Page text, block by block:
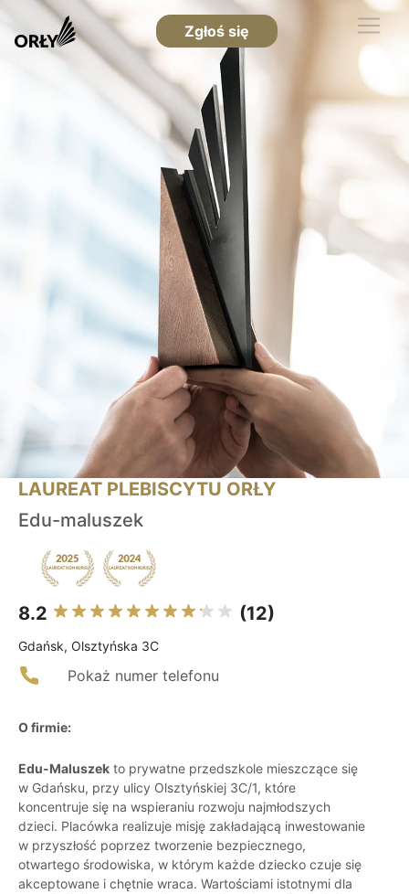
Zgłoś się
LAUREAT PLEBISCYTU ORŁY
Edu-maluszek
8.2 (12)
Gdańsk, Olsztyńska 3C
Pokaż numer telefonu
O firmie:
Edu-Maluszek to prywatne przedszkole mieszczące się
w Gdańsku, przy ulicy Olsztyńskiej 3C/1, które
koncentruje się na wspieraniu rozwoju najmłodszych
dzieci. Placówka realizuje misję zakładającą inwestowanie
w przyszłość poprzez tworzenie bezpiecznego,
otwartego środowiska, w którym każde dziecko czuje się
akceptowane i chętnie wraca. Wartościami istotnymi dla